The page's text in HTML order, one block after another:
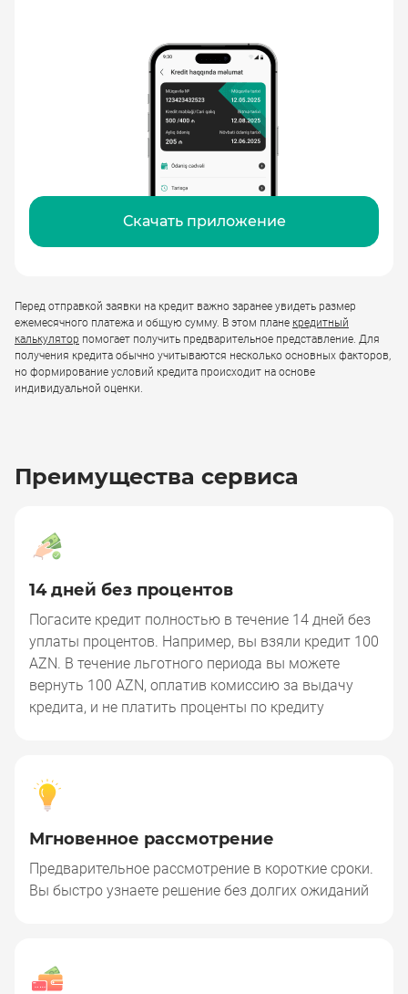
Скачать приложение
Перед отправкой заявки на кредит важно заранее увидеть размер
ежемесячного платежа и общую сумму. В этом плане кредитный
калькулятор помогает получить предварительное представление. Для
получения кредита обычно учитываются несколько основных факторов,
но формирование условий кредита происходит на основе
индивидуальной оценки.
Преимущества сервиса
14 дней без процентов
14 дней без процентов
Погасите кредит полностью в течение 14 дней без
уплаты процентов. Например, вы взяли кредит 100
AZN. В течение льготного периода вы можете
вернуть 100 AZN, оплатив комиссию за выдачу
кредита, и не платить проценты по кредиту
Мгновенное рассмотрение
Мгновенное рассмотрение
Предварительное рассмотрение в короткие сроки.
Вы быстро узнаете решение без долгих ожиданий